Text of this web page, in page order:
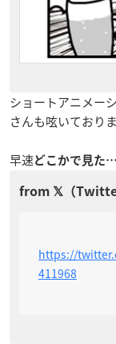
ショートアニメー
さんも呟いておりま
早速 どこかで見た
https://
411968